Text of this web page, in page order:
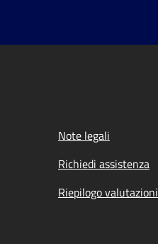
Note legali
Richiedi assistenza
Riepilogo valutazioni